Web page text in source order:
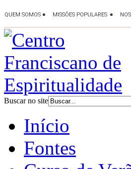
Buscar no site
Início
Fontes